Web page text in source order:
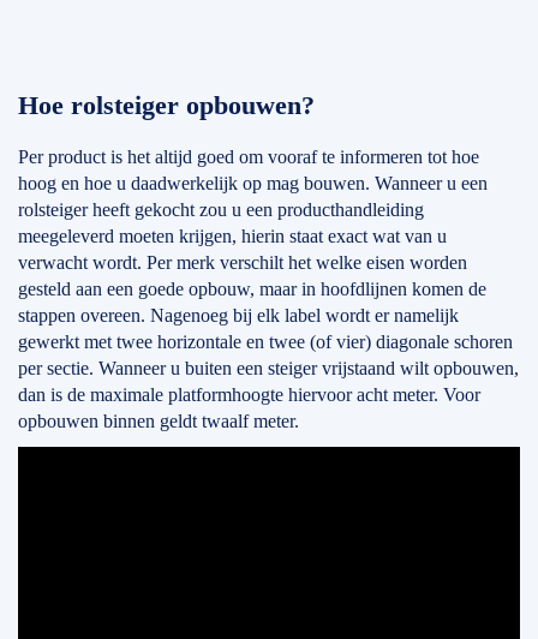
Hoe rolsteiger opbouwen?
Per product is het altijd goed om vooraf te informeren tot hoe
hoog en hoe u daadwerkelijk op mag bouwen. Wanneer u een
rolsteiger heeft gekocht zou u een producthandleiding
meegeleverd moeten krijgen, hierin staat exact wat van u
verwacht wordt. Per merk verschilt het welke eisen worden
gesteld aan een goede opbouw, maar in hoofdlijnen komen de
stappen overeen. Nagenoeg bij elk label wordt er namelijk
gewerkt met twee horizontale en twee (of vier) diagonale schoren
per sectie. Wanneer u buiten een steiger vrijstaand wilt opbouwen,
dan is de maximale platformhoogte hiervoor acht meter. Voor
opbouwen binnen geldt twaalf meter.